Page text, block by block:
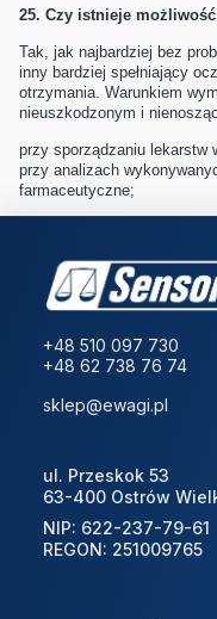
25. Czy istnieje
Tak, jak najbardziej bez
inny bardziej spełniający
otrzymania. Warunkiem
nieuszkodzonym i
przy sporządzaniu lekarstw
przy analizach
farmaceutyczne;
+48 510 097 730
+48 62 738 76 74
sklep@ewagi.pl
ul. Przeskok 53
63-400 Ostrów
NIP: 622-237-79-61
REGON: 251009765